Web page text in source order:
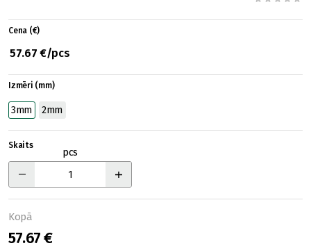
Cena (€)
57.67 €/pcs
Izmēri (mm)
3mm 2mm
Skaits
pcs
Kopā
57.67 €